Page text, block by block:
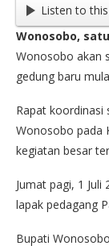
Listen to
Wonosobo,
Wonosobo akan
gedung baru
Rapat koordinasi
Wonosobo pada
kegiatan besar
Jumat pagi, 1
lapak pedagang
Bupati